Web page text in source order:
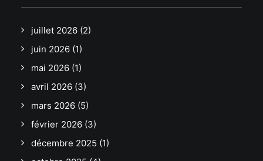
juillet 2026 (2)
juin 2026 (1)
mai 2026 (1)
avril 2026 (3)
mars 2026 (5)
février 2026 (3)
décembre 2025 (1)